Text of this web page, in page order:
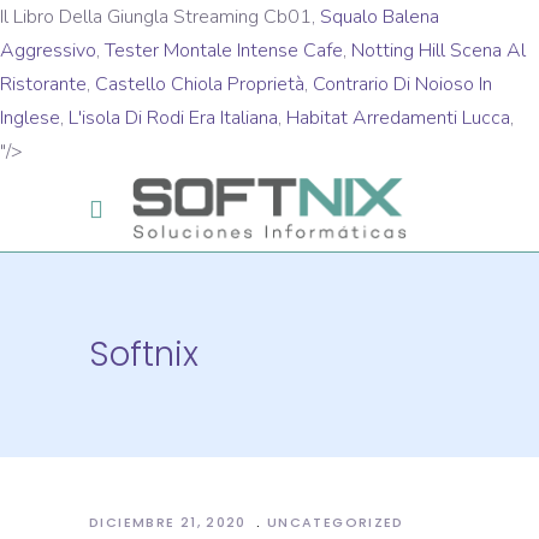
Il Libro Della Giungla Streaming Cb01, Squalo Balena
Aggressivo,Tester Montale Intense Cafe, Notting Hill Scena Al
Ristorante, Castello Chiola Proprietà, Contrario Di Noioso In
Inglese, L'isola Di Rodi Era Italiana, Habitat Arredamenti Lucca,
"/>
Softnix
DICIEMBRE 21, 2020 UNCATEGORIZED